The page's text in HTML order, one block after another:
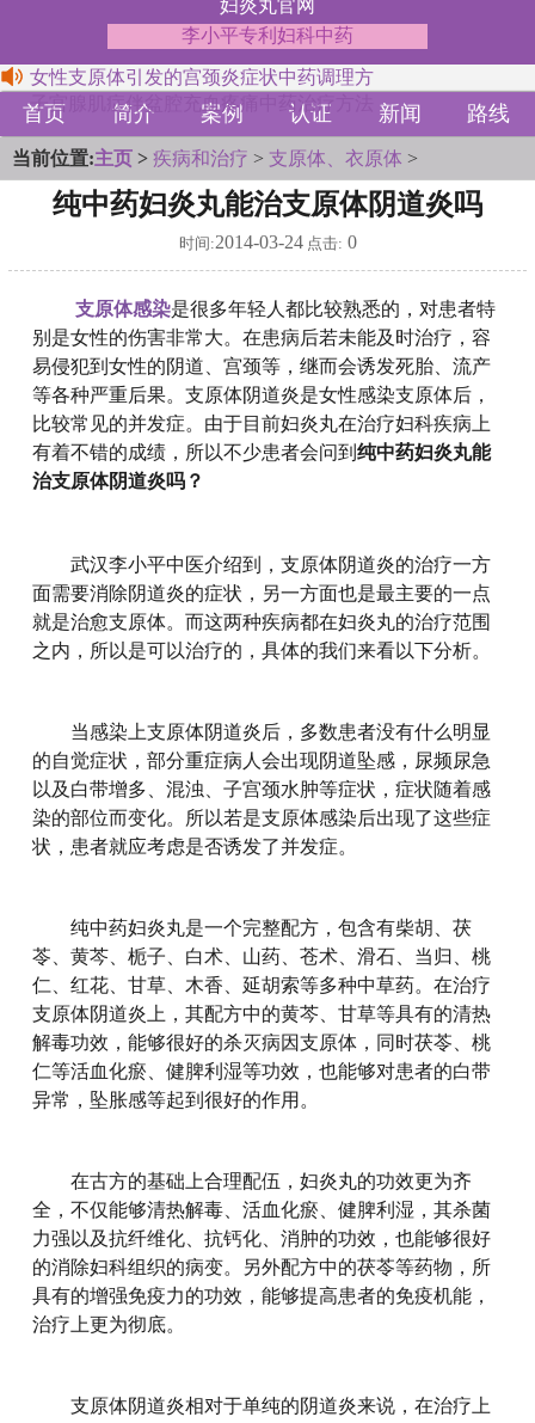
妇炎丸官网
李小平专利妇科中药
女性支原体引发的宫颈炎症状中药调理方
子宫腺肌症伴盆腔充血疼痛中药治疗方法
首页 简介 案例 认证 新闻 路线
当前位置:主页 > 疾病和治疗 > 支原体、衣原体 >
纯中药妇炎丸能治支原体阴道炎吗
时间:2014-03-24点击: 0
支原体感染是很多年轻人都比较熟悉的，对患者特
别是女性的伤害非常大。在患病后若未能及时治疗，容
易侵犯到女性的阴道、宫颈等，继而会诱发死胎、流产
等各种严重后果。支原体阴道炎是女性感染支原体后，
比较常见的并发症。由于目前妇炎丸在治疗妇科疾病上
有着不错的成绩，所以不少患者会问到 纯中药妇炎丸能
治支原体阴道炎吗？
武汉李小平中医介绍到，支原体阴道炎的治疗一方
面需要消除阴道炎的症状，另一方面也是最主要的一点
就是治愈支原体。而这两种疾病都在妇炎丸的治疗范围
之内，所以是可以治疗的，具体的我们来看以下分析。
当感染上支原体阴道炎后，多数患者没有什么明显
的自觉症状，部分重症病人会出现阴道坠感，尿频尿急
以及白带增多、混浊、子宫颈水肿等症状，症状随着感
染的部位而变化。所以若是支原体感染后出现了这些症
状，患者就应考虑是否诱发了并发症。
纯中药妇炎丸是一个完整配方，包含有柴胡、茯
苓、黄芩、栀子、白术、山药、苍术、滑石、当归、桃
仁、红花、甘草、木香、延胡索等多种中草药。在治疗
支原体阴道炎上，其配方中的黄芩、甘草等具有的清热
解毒功效，能够很好的杀灭病因支原体，同时茯苓、桃
仁等活血化瘀、健脾利湿等功效，也能够对患者的白带
异常，坠胀感等起到很好的作用。
在古方的基础上合理配伍，妇炎丸的功效更为齐
全，不仅能够清热解毒、活血化瘀、健脾利湿，其杀菌
力强以及抗纤维化、抗钙化、消肿的功效，也能够很好
的消除妇科组织的病变。另外配方中的茯苓等药物，所
具有的增强免疫力的功效，能够提高患者的免疫机能，
治疗上更为彻底。
支原体阴道炎相对于单纯的阴道炎来说，在治疗上